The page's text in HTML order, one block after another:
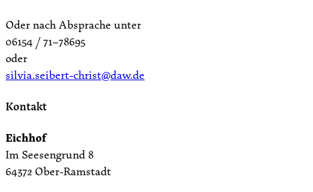
Oder nach Absprache unter
06154 / 71–78695
oder
silvia.seibert-christ@daw.de
Kontakt
Eichhof
Im Seesengrund 8
64372 Ober-Ramstadt